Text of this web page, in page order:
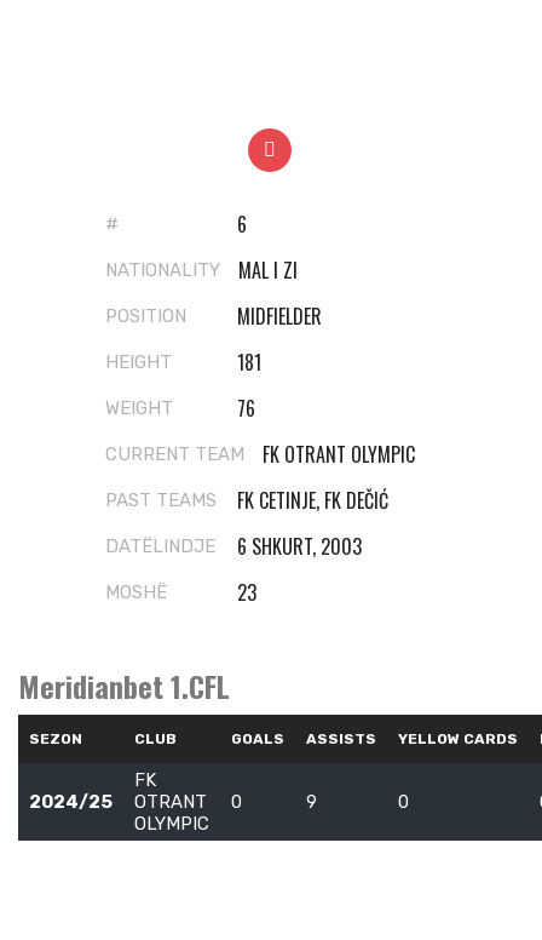
# 6
NATIONALITY MAL I ZI
POSITION MIDFIELDER
HEIGHT 181
WEIGHT 76
CURRENT TEAM FK OTRANT OLYMPIC
PAST TEAMS FK CETINJE, FK DEČIĆ
DATËLINDJE 6 SHKURT, 2003
MOSHË 23
Meridianbet 1.CFL
SEZON CLUB GOALS ASSISTS YELLOW CARDS
2024/25
FK
OTRANT
OLYMPIC
0 9 0